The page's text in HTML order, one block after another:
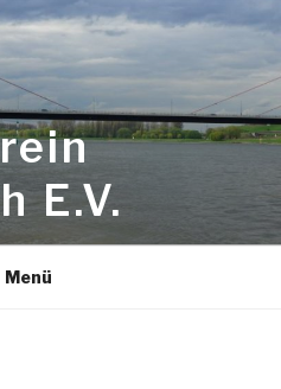
E.V.
Menü